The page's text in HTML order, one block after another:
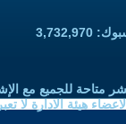
متاحة للجميع مع
هيئة الادارة لا